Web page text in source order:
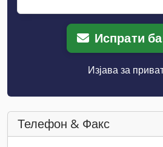
Испрати
Изјава за
Телефон & Факс